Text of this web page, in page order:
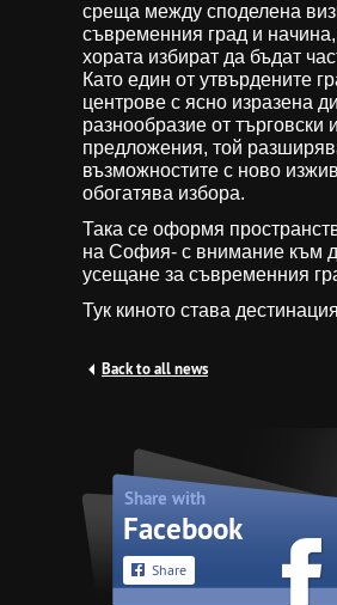
среща между споделена
съвременния град и
хората избират да бъдат
Като един от утвърдените
центрове с ясно изразена
разнообразие от търговски
предложения, той
възможностите с ново
обогатява избора.
Така се оформя
на София- с внимание към
усещане за съвременния
Тук киното става
Back to all news
Share with
Facebook
Share